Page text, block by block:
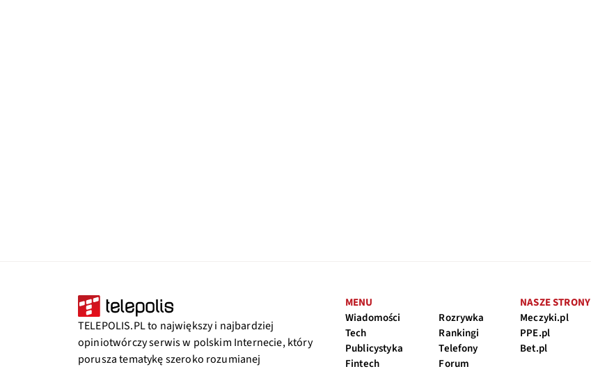
TELEPOLIS.PL to największy i najbardziej
opiniotwórczy serwis w polskim Internecie, który
porusza tematykę szeroko rozumianej
MENU
Wiadomości
Tech
Publicystyka
Fintech
Rozrywka
Rankingi
Telefony
Forum
NASZE STRONY
Meczyki.pl
PPE.pl
Bet.pl